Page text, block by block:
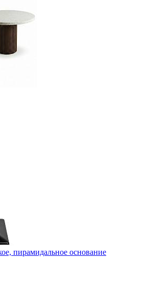
пирамидальное основание